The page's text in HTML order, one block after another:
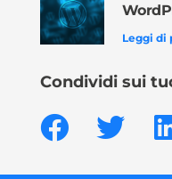
Leggi di
Condividi sui